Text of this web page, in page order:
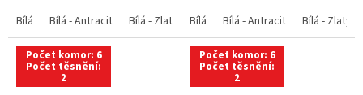
Bílá Bílá - Antracit Bílá - Zlatý dub Bílá - Tmavý dub Bílá -
Bílá Bílá - Antracit Bílá - Zlatý
Počet komor: 6
Počet těsnění:
2
Počet komor: 6
Počet těsnění:
2